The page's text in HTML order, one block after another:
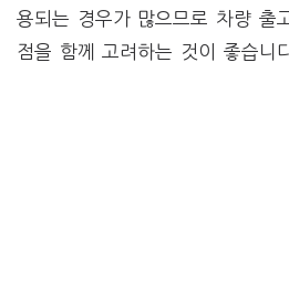
용되는 경우가 많으므로 차량 출
점을 함께 고려하는 것이 좋습니